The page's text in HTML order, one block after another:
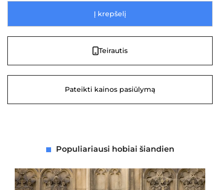
Į krepšelį
Teirautis
Pateikti kainos pasiūlymą
Populiariausi hobiai šiandien